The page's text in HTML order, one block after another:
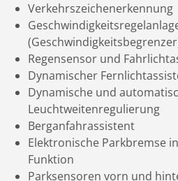
Verkehrszeichenerkennung
Regensensor und
Dynamischer
Dynamische und
Leuchtweitenregulierung
Berganfahrassistent
Elektronische Parkbremse
Funktion
Parksensoren vorn und